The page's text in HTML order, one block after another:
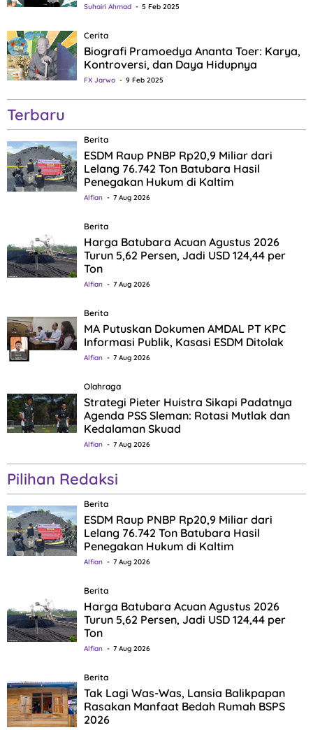
Suhairi Ahmad 5 Feb 2025
Cerita
Biografi Pramoedya Ananta Toer: Karya,
Kontroversi, dan Daya Hidupnya
FX Jarwo 9 Feb 2025
Terbaru
Berita
ESDM Raup PNBP Rp20,9 Miliar dari
Lelang 76.742 Ton Batubara Hasil
Penegakan Hukum di Kaltim
Alfian 7 Aug 2026
Berita
Harga Batubara Acuan Agustus 2026
Turun 5,62 Persen, Jadi USD 124,44 per
Ton
Alfian 7 Aug 2026
Berita
MA Putuskan Dokumen AMDAL PT KPC
Informasi Publik, Kasasi ESDM Ditolak
Alfian 7 Aug 2026
Olahraga
Strategi Pieter Huistra Sikapi Padatnya
Agenda PSS Sleman: Rotasi Mutlak dan
Kedalaman Skuad
Alfian 7 Aug 2026
Pilihan Redaksi
Berita
ESDM Raup PNBP Rp20,9 Miliar dari
Lelang 76.742 Ton Batubara Hasil
Penegakan Hukum di Kaltim
Alfian 7 Aug 2026
Berita
Harga Batubara Acuan Agustus 2026
Turun 5,62 Persen, Jadi USD 124,44 per
Ton
Alfian 7 Aug 2026
Berita
Tak Lagi Was-Was, Lansia Balikpapan
Rasakan Manfaat Bedah Rumah BSPS
2026